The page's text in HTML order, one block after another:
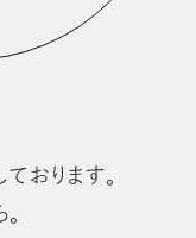
おります。